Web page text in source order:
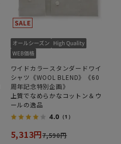
ワイドカラースタンダードワイ
シャツ《WOOL BLEND》《60
周年記念特別企画》
上質でなめらかなコットン＆ウ
ールの逸品
4.0 （1）
5,313円7,590円